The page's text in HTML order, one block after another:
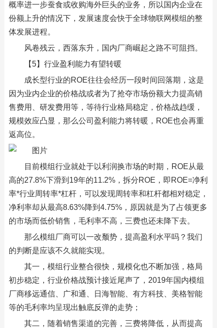
概率进一步蚕食或收购海外巨头的业务，所以国内企业在
份额上升的情况下，发展速度会快于全球物联网模组的整
体发展进程。
风卷残云，西落东升，国内厂商崛起之路不可阻挡。
【5】行业盈利能力有望转暖
成长型行业的ROE往往会经历一段时间回落期，这是
因为业内企业的价格战或者为了抢夺市场份额大力提高销
售费用、研发费用等，等待行业格局稳定，价格战趋缓，
规模效应凸显，那么公司盈利能力将转暖，ROE也会再重
返高位。
目前模组行业就处于以利润换市场的时期，ROE从最
高的27.8%下滑到19年的11.2%，拆分ROE，即ROE=净利
率*行业周转率*杠杆，可以发现周转率和杠杆都相对稳定，
净利率却从最高8.63%降到4.75%，原因就是为了占领更多
的市场而低价销售，毛利率不高，三费也还未降下去。
那么模组厂商可以一改颓势，提高盈利水平吗？我们
的判断是应该不久就能实现。
其一，模组行业整合很快，规模化也不断加强，格局
初步稳定，行业价格战预计接近尾声了，2019年国内模组
厂商移远通信、广和通、日海智能、有方科技、美格智能
等的毛利率均呈现出触底反弹的走势；
其二，随着销售渠道的完善，三费将降低，从而提高